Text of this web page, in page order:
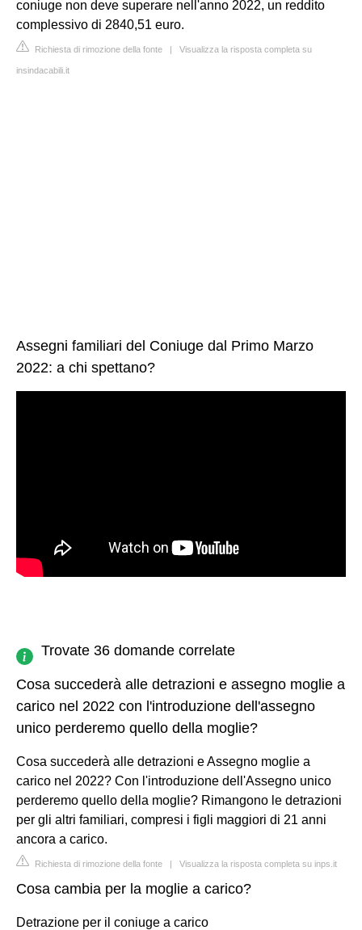
coniuge non deve superare nell'anno 2022, un reddito
complessivo di 2840,51 euro.
Richiesta di rimozione della fonte | Visualizza la risposta completa su
insindacabili.it
Assegni familiari del Coniuge dal Primo Marzo
2022: a chi spettano?
Trovate 36 domande correlate
Cosa succederà alle detrazioni e assegno moglie a
carico nel 2022 con l'introduzione dell'assegno
unico perderemo quello della moglie?
Cosa succederà alle detrazioni e Assegno moglie a
carico nel 2022? Con l'introduzione dell'Assegno unico
perderemo quello della moglie? Rimangono le detrazioni
per gli altri familiari, compresi i figli maggiori di 21 anni
ancora a carico.
Richiesta di rimozione della fonte | Visualizza la risposta completa su inps.it
Cosa cambia per la moglie a carico?
Detrazione per il coniuge a carico